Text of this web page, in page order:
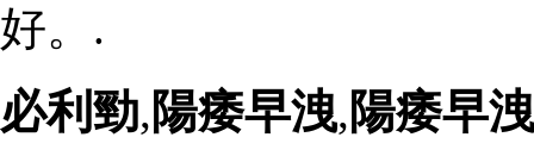
好。.
必利勁, 陽痿早洩, 陽痿早洩